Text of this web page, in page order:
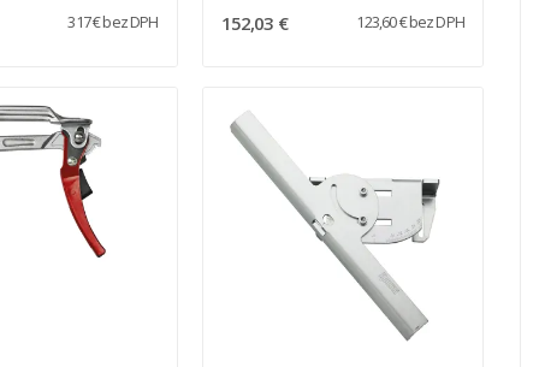
317 € bez DPH 152,03 € 123,60 € bez DPH